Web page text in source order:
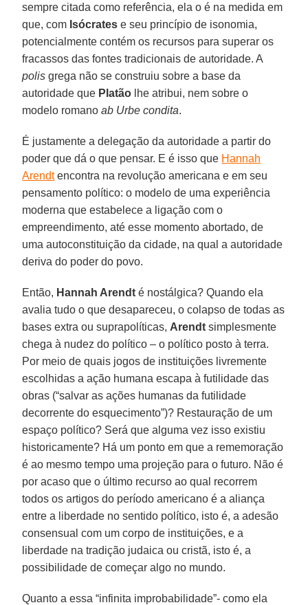
sempre citada como referência, ela o é na medida em
que, com Isócrates e seu princípio de isonomia,
potencialmente contém os recursos para superar os
fracassos das fontes tradicionais de autoridade. A
polis grega não se construiu sobre a base da
autoridade que Platão lhe atribui, nem sobre o
modelo romanoab Urbe condita.
É justamente a delegação da autoridade a partir do
poder que dá o que pensar. E é isso que Hannah
Arendtencontra na revolução americana e em seu
pensamento político: o modelo de uma experiência
moderna que estabelece a ligação com o
empreendimento, até esse momento abortado, de
uma autoconstituição da cidade, na qual a autoridade
deriva do poder do povo.
Então, Hannah Arendt é nostálgica? Quando ela
avalia tudo o que desapareceu, o colapso de todas as
bases extra ou suprapolíticas, Arendt simplesmente
chega à nudez do político – o político posto à terra.
Por meio de quais jogos de instituições livremente
escolhidas a ação humana escapa à futilidade das
obras (“salvar as ações humanas da futilidade
decorrente do esquecimento”)? Restauração de um
espaço político? Será que alguma vez isso existiu
historicamente? Há um ponto em que a rememoração
é ao mesmo tempo uma projeção para o futuro. Não é
por acaso que o último recurso ao qual recorrem
todos os artigos do período americano é a aliança
entre a liberdade no sentido político, isto é, a adesão
consensual com um corpo de instituições, e a
liberdade na tradição judaica ou cristã, isto é, a
possibilidade de começar algo no mundo.
Quanto a essa “infinita improbabilidade”- como ela